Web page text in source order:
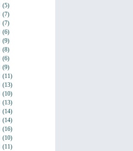
(5)
(7)
(7)
(6)
(9)
(8)
(6)
(9)
(11)
(13)
(10)
(13)
(14)
(14)
(16)
(10)
(11)